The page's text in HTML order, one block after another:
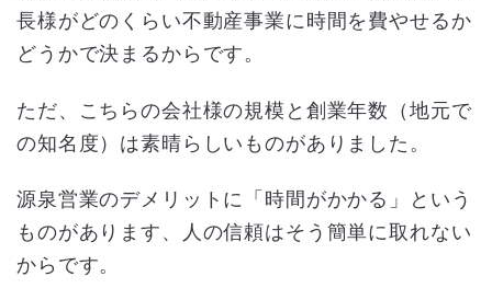
長様がどのくらい不動産事業に時間を費やせるか
どうかで決まるからです。
ただ、こちらの会社様の規模と創業年数（地元で
の知名度）は素晴らしいものがありました。
源泉営業のデメリットに「時間がかかる」という
ものがあります、人の信頼はそう簡単に取れない
からです。